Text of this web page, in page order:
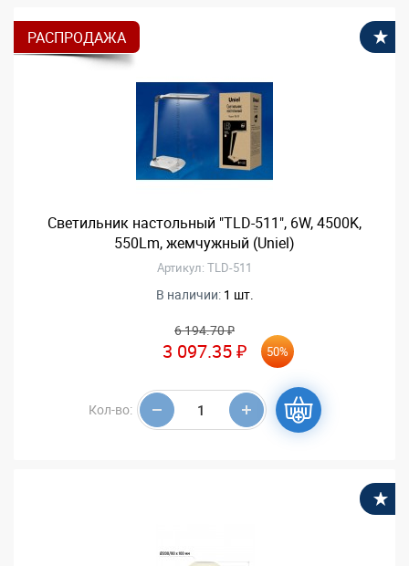
РАСПРОДАЖА
Светильник настольный "TLD-511", 6W, 4500K,
550Lm, жемчужный (Uniel)
Артикул: TLD-511
В наличии: 1 шт.
6 194.70 ₽
3 097.35 ₽ 50%
Кол-во: